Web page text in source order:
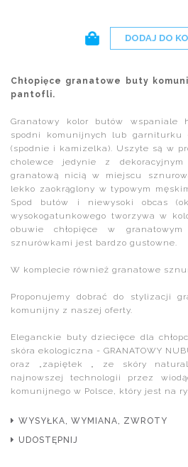
DODAJ DO
Chłopięce granatowe buty
pantofli.
Granatowy kolor butów wspaniale
spodni komunijnych lub garniturku
(spodnie i kamizelka). Uszyte są w
cholewce jedynie z dekoracyjnym
granatową nicią w miejscu
lekko zaokrąglony w typowym
Spod butów i niewysoki obcas
wysokogatunkowego tworzywa w
obuwie chłopięce w
sznurówkami jest bardzo gustowne.
W komplecie również granatowe
Proponujemy dobrać do stylizacji
komunijny z naszej oferty.
Eleganckie buty dziecięce dla
skóra ekologiczna - GRANATOWY
oraz „zapiętek „ ze skóry
najnowszej technologii przez
komunijnego w Polsce, który jest na
WYSYŁKA, WYMIANA, ZWROTY
UDOSTĘPNIJ